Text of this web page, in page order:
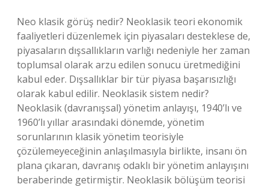
Neo klasik görüş nedir? Neoklasik teori ekonomik
faaliyetleri düzenlemek için piyasaları desteklese de,
piyasaların dışsallıkların varlığı nedeniyle her zaman
toplumsal olarak arzu edilen sonucu üretmediğini
kabul eder. Dışsallıklar bir tür piyasa başarısızlığı
olarak kabul edilir. Neoklasik sistem nedir?
Neoklasik (davranışsal) yönetim anlayışı, 1940’lı ve
1960’lı yıllar arasındaki dönemde, yönetim
sorunlarının klasik yönetim teorisiyle
çözülemeyeceğinin anlaşılmasıyla birlikte, insanı ön
plana çıkaran, davranış odaklı bir yönetim anlayışını
beraberinde getirmiştir. Neoklasik bölüşüm teorisi